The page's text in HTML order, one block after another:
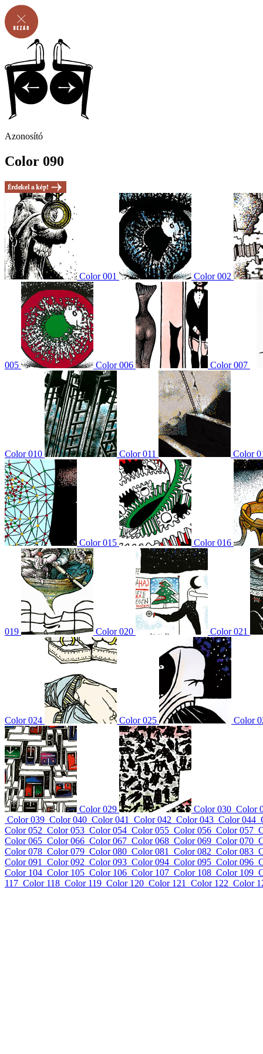
Azonosító
Color 090
Color 001 Color 002
005 Color 006 Color 007
Color 010 Color 011 Color
Color 015 Color 016
019 Color 020 Color 021
Color 024 Color 025 Color
Color 029 Color 030 Color
Color 039 Color 040 Color 041 Color 042 Color 043 Color 044
Color 052 Color 053 Color 054 Color 055 Color 056 Color 057
Color 065 Color 066 Color 067 Color 068 Color 069 Color 070
Color 078 Color 079 Color 080 Color 081 Color 082 Color 083
Color 091
Color 092 Color 093 Color 094 Color 095 Color 096
Color 104 Color 105 Color 106 Color 107 Color 108 Color 109
117 Color 118 Color 119 Color 120 Color 121 Color 122 Color